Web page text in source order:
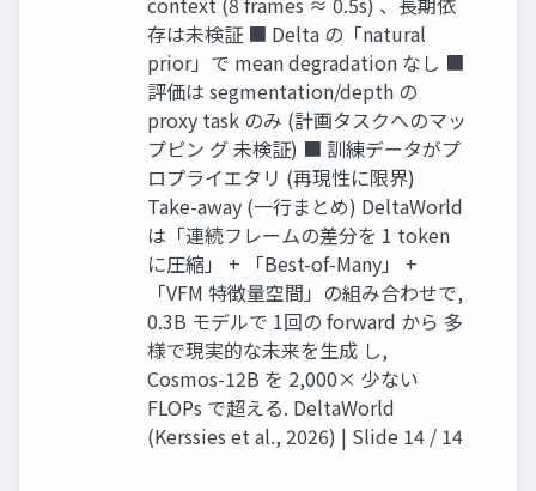
存は未検証 ■ Delta の「natural
prior」で mean degradation なし ■
評価は segmentation/depth の
proxy task のみ (計画タスクへのマッ
プピン グ 未検証) ■ 訓練データがプ
ロプライエタリ (再現性に限界)
Take-away (一行まとめ) DeltaWorld
は「連続フレームの差分を 1 token
に圧縮」 + 「Best-of-Many」 +
「VFM 特徴量空間」の組み合わせで,
0.3B モデルで 1回の forward から 多
様で現実的な未来を生成 し,
Cosmos-12B を 2,000× 少ない
FLOPs で超える. DeltaWorld
(Kerssies et al., 2026) | Slide 14 / 14